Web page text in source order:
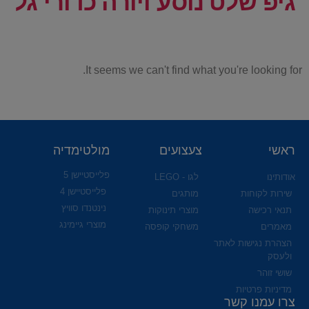
It seems we can't find what you're looking for.
ראשי
אודותינו
שירות לקוחות
תנאי רכישה
מאמרים
הצהרת נגישות לאתר
ולעסק
שושי זוהר
מדיניות פרטיות
צעצועים
לגו - LEGO
מותגים
מוצרי תינוקות
משחקי קופסה
מולטימדיה
פלייסטיישן 5
פלייסטיישן 4
נינטנדו סוויץ
מוצרי גיימינג
צרו עמנו קשר